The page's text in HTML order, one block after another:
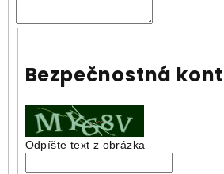
Bezpečnostná
Odpíšte text z obrázka